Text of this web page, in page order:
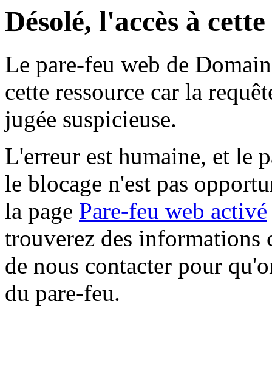
Désolé, l'accès à
Le pare-feu web de
cette ressource car la
jugée suspicieuse.
L'erreur est humaine, et le
le blocage n'est pas
la page Pare-feu web activé
trouverez des informations
de nous contacter pour
du pare-feu.